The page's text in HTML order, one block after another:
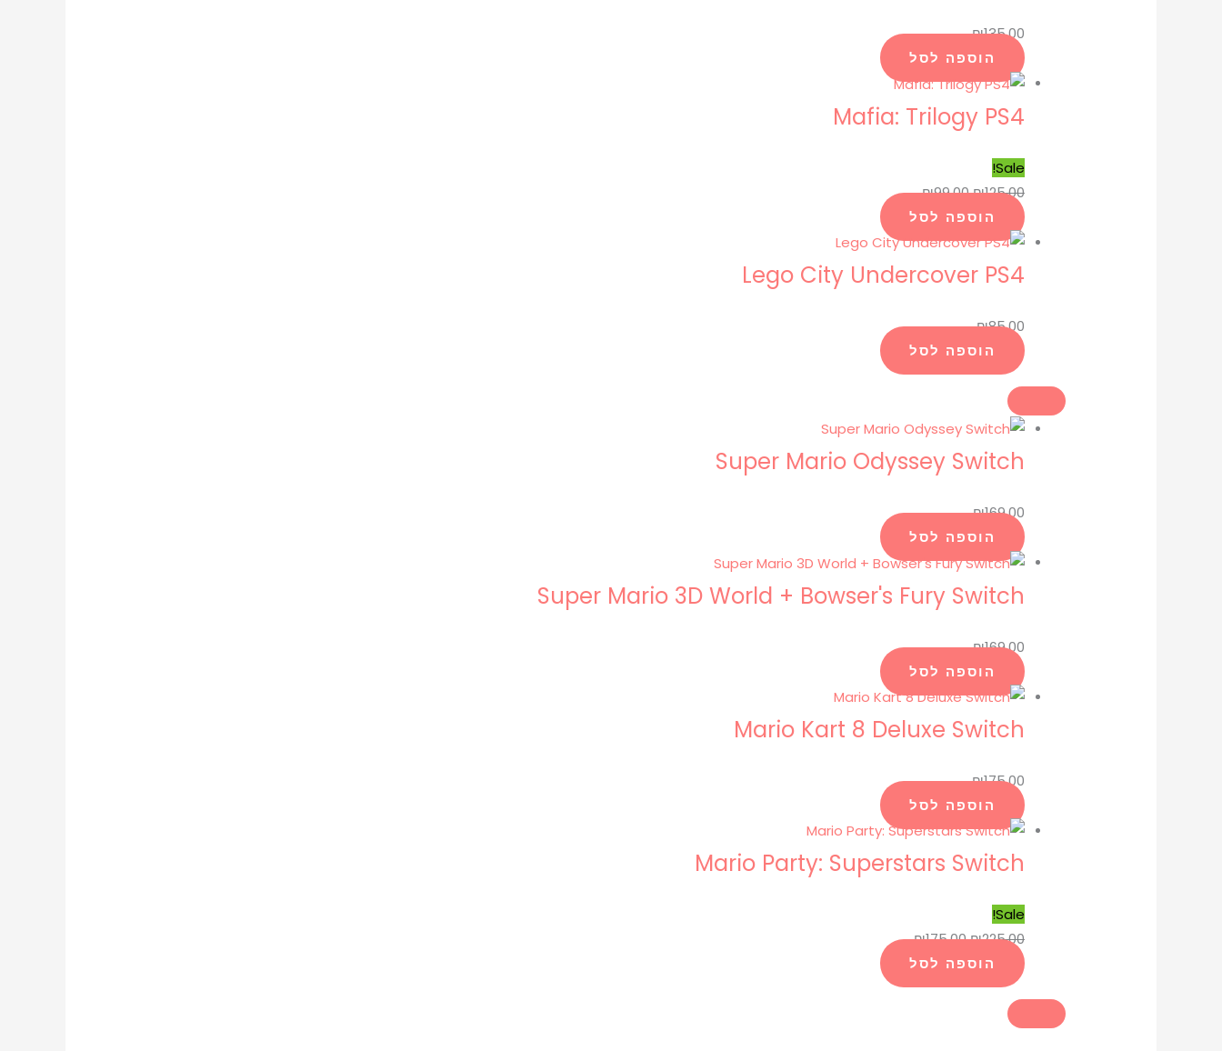
₪135.00
הוספה לסל
Mafia: Trilogy PS4
Sale!
₪125.00
₪99.00
הוספה לסל
Lego City Undercover PS4
₪85.00
הוספה לסל
Super Mario Odyssey Switch
₪169.00
הוספה לסל
Super Mario 3D World + Bowser's Fury Switch
₪169.00
הוספה לסל
Mario Kart 8 Deluxe Switch
₪175.00
הוספה לסל
Mario Party: Superstars Switch
Sale!
₪225.00
₪175.00
הוספה לסל